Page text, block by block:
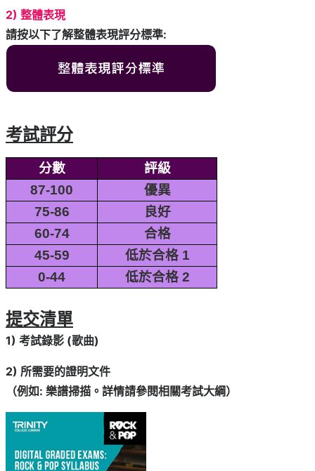
2) 整體表現
請按以下了解整體表現評分標準:
考試評分
分數
評級
87-100
優異
75-86
良好
60-74
合格
45-59
低於合格 1
0-44
低於合格 2
提交清單
1) 考試錄影 (歌曲)
2) 所需要的證明文件
（例如: 樂譜掃描。詳情請參閱相關考試大綱）